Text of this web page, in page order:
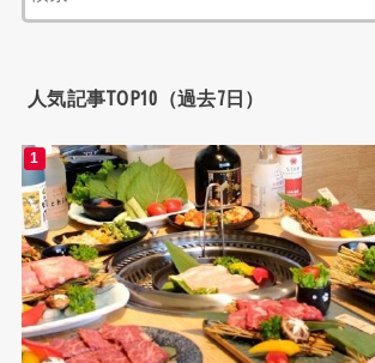
索:
人気記事TOP10（過去7日）